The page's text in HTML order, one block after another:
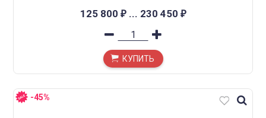
125 800 ₽... 230 450 ₽
КУПИТЬ
-45%